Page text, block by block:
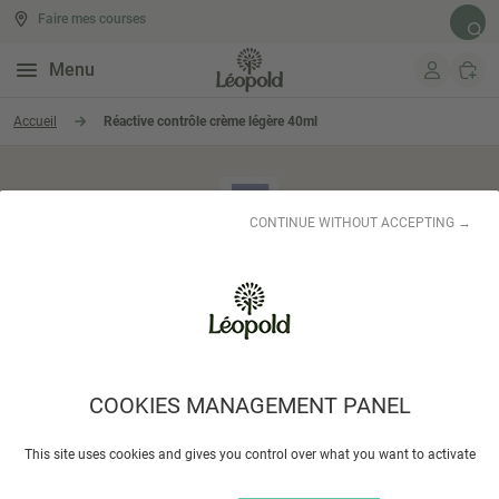
COOKIES MANAGEMENT PANEL
This site uses cookies and gives you control over what you want to activate
CONTINUE WITHOUT ACCEPTING →
Aller au contenu
Menu
Faire mes courses
Accueil Réactive contrôle crème légère 40ml